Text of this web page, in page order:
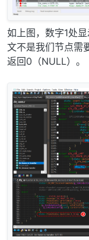
如上图，数字1处
文不是我们节点需
返回0（NULL）。